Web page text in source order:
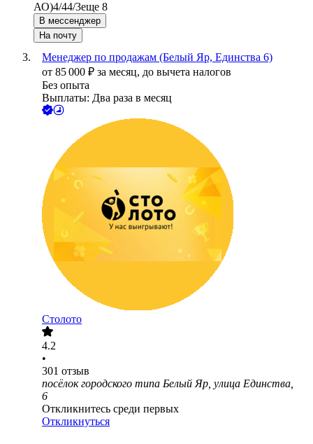
АО)4/44/3еще 8
В мессенджер
На почту
Менеджер по продажам (Белый Яр, Единства 6)
от 85 000 ₽ за месяц, до вычета налогов
Без опыта
Выплаты: Два раза в месяц
Столото
4.2
•
301 отзыв
посёлок городского типа Белый Яр, улица Единства,
6
Откликнитесь среди первых
Откликнуться